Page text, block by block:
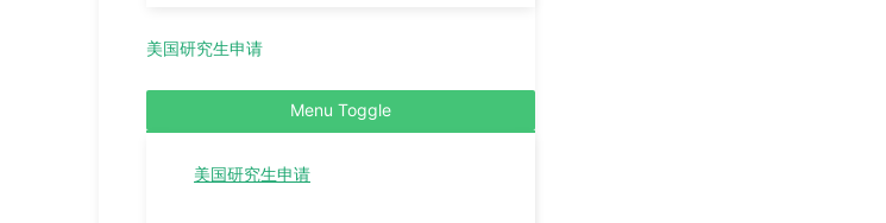
美国研究生申请
Menu Toggle
美国研究生申请